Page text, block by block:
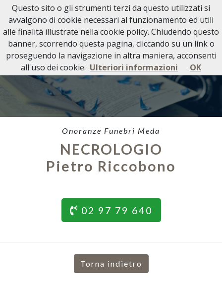
Onoranze Funebri Meda
NECROLOGIO
Pietro Riccobono
02 97 79 640
Torna indietro
Questo sito o gli strumenti terzi da questo utilizzati si
avvalgono di cookie necessari al funzionamento ed utili
alle finalità illustrate nella cookie policy. Chiudendo questo
banner, scorrendo questa pagina, cliccando su un link o
proseguendo la navigazione in altra maniera, acconsenti
all'uso dei cookie. Ulteriori informazioni OK